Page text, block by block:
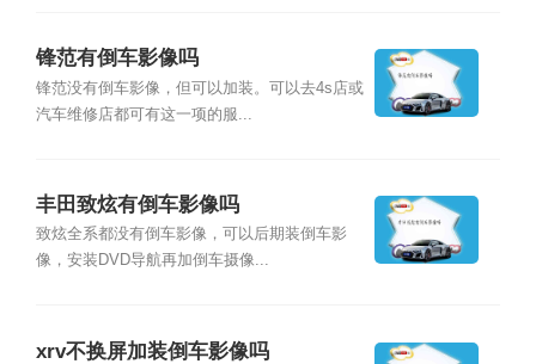
锋范有倒车影像吗
锋范没有倒车影像，但可以加装。可以去4s店或
汽车维修店都可有这一项的服...
丰田致炫有倒车影像吗
致炫全系都没有倒车影像，可以后期装倒车影
像，安装DVD导航再加倒车摄像...
xrv不换屏加装倒车影像吗